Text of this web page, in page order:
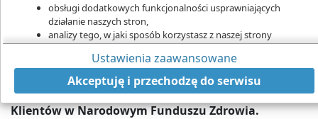
Paweł Kikosicki został mianowany nowym dyrektorem
Centrum e-Zdrowia
1 lutego 2022 r. stanowisko dyrektora Centrum e-
Zdrowia objął Paweł Kikosicki, który dotychczas
pełnił funkcję dyrektora Departamentu Obsługi
Klientów w Narodowym Funduszu Zdrowia.
obsługi dodatkowych funkcjonalności usprawniających
działanie naszych stron,
analizy tego, w jaki sposób korzystasz z naszej strony
marketingu bezpośredniego,
udostępniania funkcji mediów społecznościowych.
Kliknij „Akceptuję i przechodzę do strony”, aby wyrazić zgodę
na przetwarzanie przez nas i naszych partnerów Twoich
danych w powyższych celach.
Ustawienia zaawansowane
Akceptuję i przechodzę do serwisu